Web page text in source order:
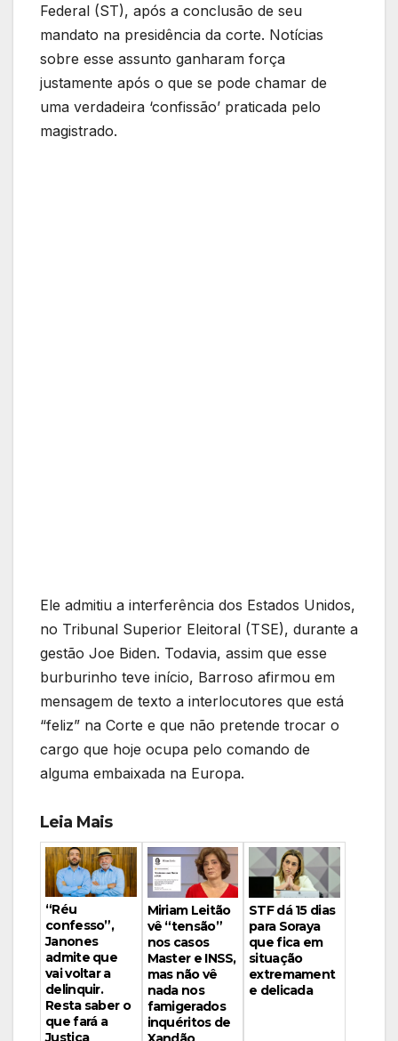
Federal (ST), após a conclusão de seu
mandato na presidência da corte. Notícias
sobre esse assunto ganharam força
justamente após o que se pode chamar de
uma verdadeira ‘confissão’ praticada pelo
magistrado.
Ele admitiu a interferência dos Estados Unidos,
no Tribunal Superior Eleitoral (TSE), durante a
gestão Joe Biden. Todavia, assim que esse
burburinho teve início, Barroso afirmou em
mensagem de texto a interlocutores que está
“feliz” na Corte e que não pretende trocar o
cargo que hoje ocupa pelo comando de
alguma embaixada na Europa.
Leia Mais
“Réu
confesso”,
Janones
admite que
vai voltar a
delinquir.
Resta saber o
que fará a
Justiça
Miriam Leitão
vê “tensão”
nos casos
Master e INSS,
mas não vê
nada nos
famigerados
inquéritos de
STF dá 15 dias
para Soraya
que fica em
situação
extremament
e delicada